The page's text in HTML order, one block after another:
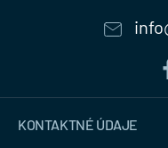
KONTAKTNÉ ÚDAJE